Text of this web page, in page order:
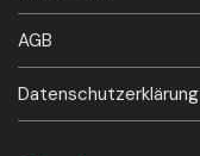
AGB
Datenschutzerklärung